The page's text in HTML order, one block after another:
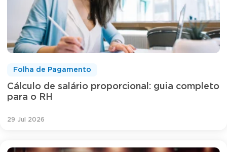
Cálculo de salário proporcional: guia completo
para o RH
Folha de Pagamento
29 Jul 2026